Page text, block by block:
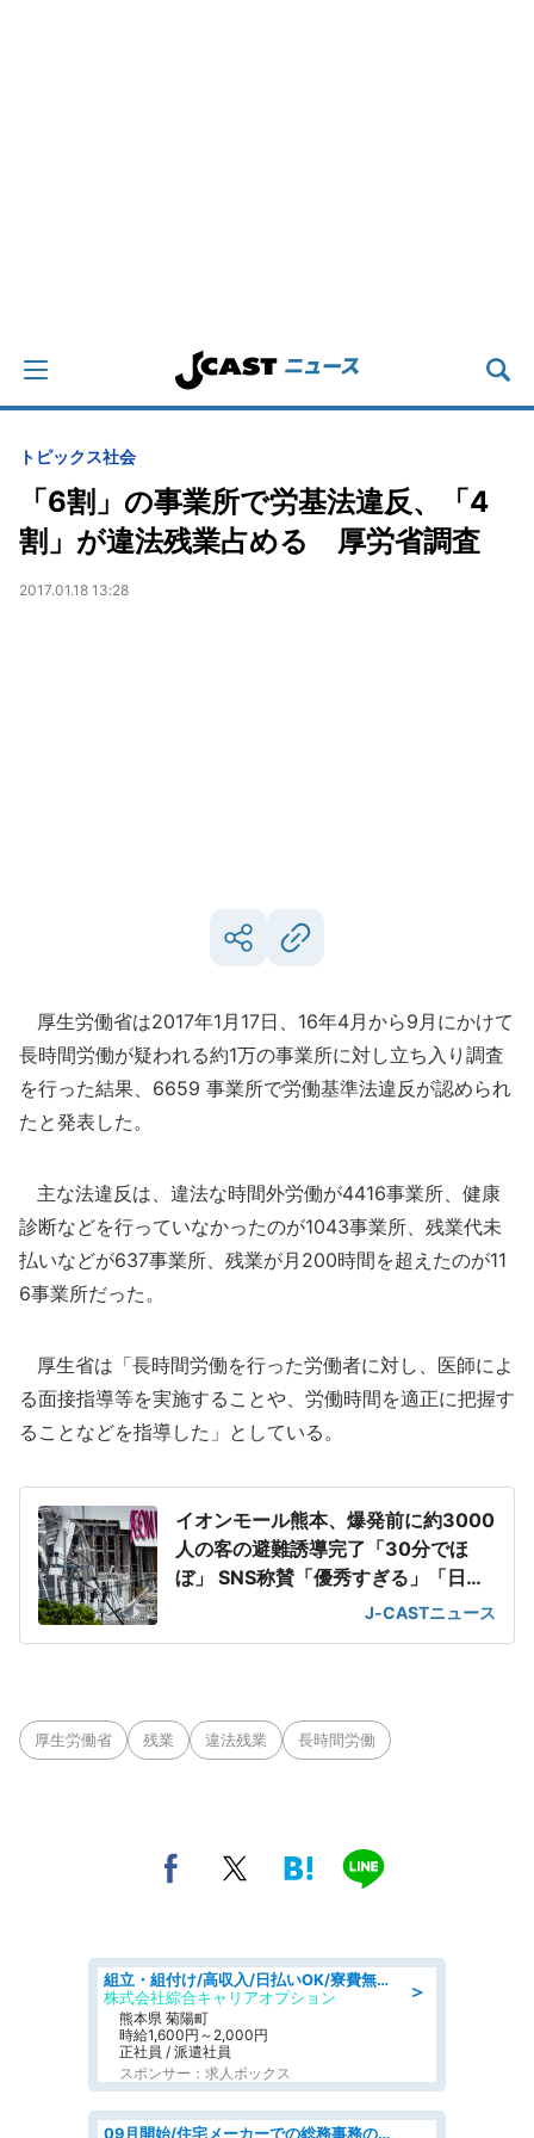
トピックス社会
「6割」の事業所で労基法違反、「4
割」が違法残業占める 厚労省調査
2017.01.18 13:28
厚生労働省は2017年1月17日、16年4月から9月にかけて
長時間労働が疑われる約1万の事業所に対し立ち入り調査
を行った結果、6659 事業所で労働基準法違反が認められ
たと発表した。
主な法違反は、違法な時間外労働が4416事業所、健康
診断などを行っていなかったのが1043事業所、残業代未
払いなどが637事業所、残業が月200時間を超えたのが11
6事業所だった。
厚生省は「長時間労働を行った労働者に対し、医師によ
る面接指導等を実施することや、労働時間を適正に把握す
ることなどを指導した」としている。
イオンモール熊本、爆発前に約3000
人の客の避難誘導完了「30分でほ
ぼ」 SNS称賛「優秀すぎる」「日頃
J-CASTニュース
厚生労働省 残業 違法残業 長時間労働
＞
組立・組付け/高収入/日払いOK/寮費無料/交替制/20・30・40代活躍中
株式会社綜合キャリアオプション
熊本県 菊陽町
時給1,600円～2,000円
正社員 / 派遣社員
スポンサー：求人ボックス
09月開始/住宅メーカーでの総務事務のお仕事/駅近/車通勤可/一般事務/人事労務